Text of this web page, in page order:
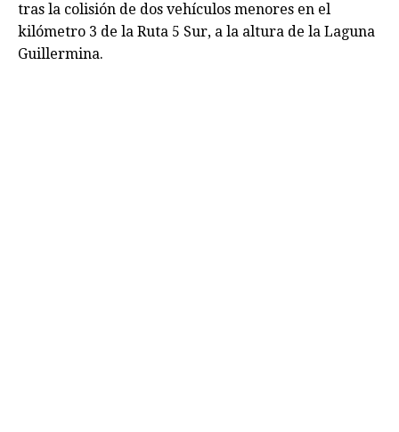
tras la colisión de dos vehículos menores en el
kilómetro 3 de la Ruta 5 Sur, a la altura de la Laguna
Guillermina.